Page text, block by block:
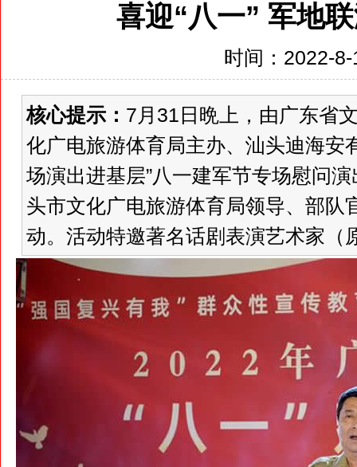
喜迎“八一” 军地
时间：2022-
核心提示： 7月31日晩上，由广东省
化广电旅游体育局主办、汕头迪海安
场演出进基层”八一建军节专场慰问
头市文化广电旅游体育局领导、部队
动。活动特邀著名话剧表演艺术家（